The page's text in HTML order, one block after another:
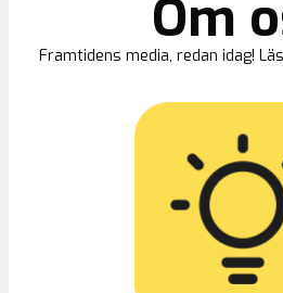
Om
Framtidens media, redan idag!